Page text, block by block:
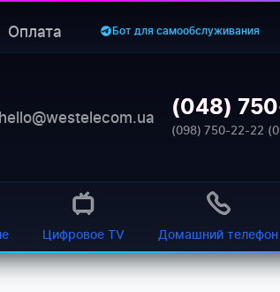
Оплата Бот для самообслуживания
hello@westelecom.ua (048)
(098) 750-22-22·
Цифровое TV Домашний телефон